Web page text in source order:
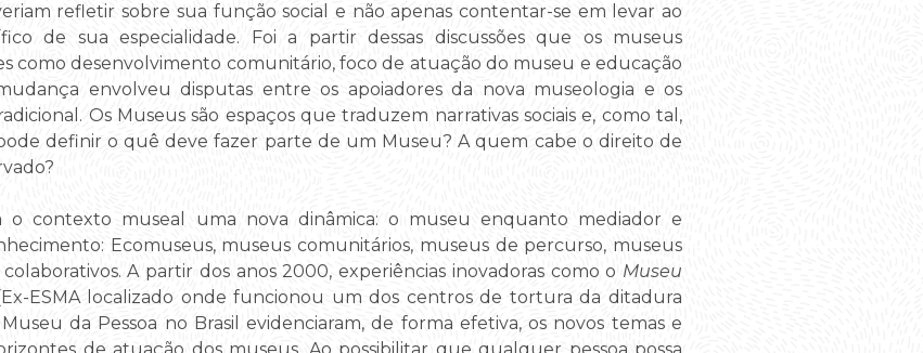
refletir sobre sua função social e não apenas contentar-se em levar ao
de sua especialidade. Foi a partir dessas discussões que os museus
como desenvolvimento comunitário, foco de atuação do museu e educação
envolveu disputas entre os apoiadores da nova museologia e os
Os Museus são espaços que traduzem narrativas sociais e, como tal,
definir o quê deve fazer parte de um Museu? A quem cabe o direito de
o contexto museal uma nova dinâmica: o museu enquanto mediador e
Ecomuseus, museus comunitários, museus de percurso, museus
A partir dos anos 2000, experiências inovadoras como o Museu
ESMA localizado onde funcionou um dos centros de tortura da ditadura
da Pessoa no Brasil evidenciaram, de forma efetiva, os novos temas e